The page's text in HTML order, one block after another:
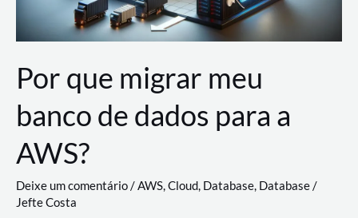
Por que migrar meu
banco de dados para a
AWS?
Deixe um comentário/AWS,Cloud, Database, Database/
Jefte Costa